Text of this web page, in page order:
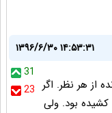
۱۳۹۶/۶/۳۰ ۱۴:۵۳:۳۱
31
23 از هر نظر. اگر
کشیده بود. ولی